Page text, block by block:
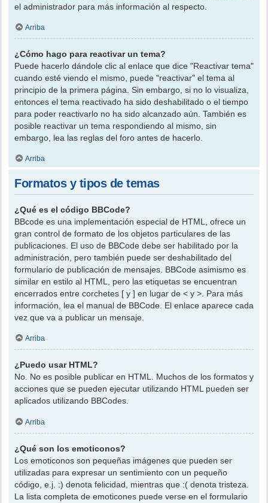
el administrador para más información al respecto.
Arriba
¿Cómo hago para reactivar un tema?
Puede hacerlo dándole clic al enlace que dice "Reactivar tema"
cuando esté viendo el mismo, puede "reactivar" el tema al
principio de la primera página. Sin embargo, si no lo visualiza,
entonces el tema reactivado ha sido deshabilitado o el tiempo
para poder reactivarlo no ha sido alcanzado aún. También es
posible reactivar un tema respondiendo al mismo, sin
embargo, lea las reglas del foro antes de hacerlo.
Arriba
Formatos y tipos de temas
¿Qué es el código BBCode?
BBcode es una implementación especial de HTML, ofrece un
gran control de formato de los objetos particulares de las
publicaciones. El uso de BBCode debe ser habilitado por la
administración, pero también puede ser deshabilitado del
formulario de publicación de mensajes. BBCode asimismo es
similar en estilo al HTML, pero las etiquetas se encuentran
encerrados entre corchetes [ y ] en lugar de < y >. Para más
información, lea el manual de BBCode. El enlace aparece cada
vez que va a publicar un mensaje.
Arriba
¿Puedo usar HTML?
No. No es posible publicar en HTML. Muchos de los formatos y
acciones que se pueden ejecutar utilizando HTML pueden ser
aplicados utilizando BBCodes.
Arriba
¿Qué son los emoticonos?
Los emoticonos son pequeñas imágenes que pueden ser
utilizadas para expresar un sentimiento con un pequeño
código, e.j. :) denota felicidad, mientras que :( denota tristeza.
La lista completa de emoticones puede verse en el formulario